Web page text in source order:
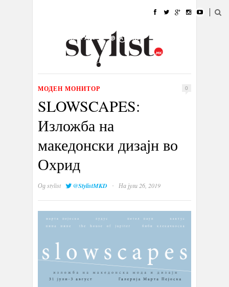
УБАВИНА
КУЛТУРА @РАБОТА
ИЗЛОГ
МОДЕН МОНИТОР 0
SLOWSCAPES:
Изложба на
македонски дизајн во
Охрид
Одstylist @StylistMKD · На јули 26, 2019